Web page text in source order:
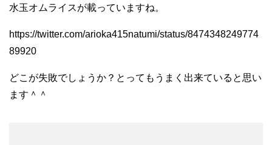
水玉オムライスが載っていますね。
https://twitter.com/arioka415natumi/status/8474348249774
89920
どこが失敗でしょうか？とってもうまく出来ていると思い
ます＾＾